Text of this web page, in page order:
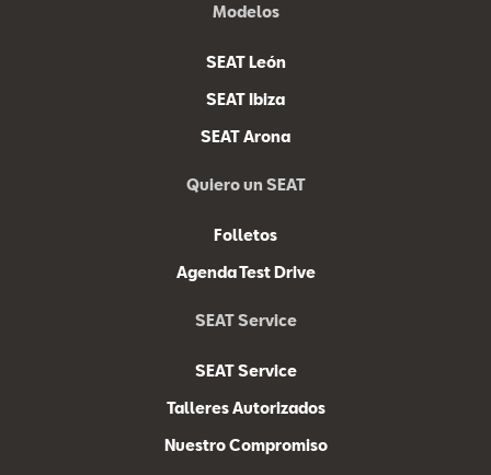
Modelos
SEAT León
SEAT Ibiza
SEAT Arona
Quiero un SEAT
Folletos
Agenda Test Drive
SEAT Service
SEAT Service
Talleres Autorizados
Nuestro Compromiso